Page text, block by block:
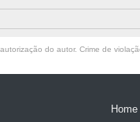
do autor. Crime de
Home